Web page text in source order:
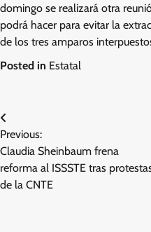
domingo se realizará otra
podrá hacer para evitar la
de los tres amparos
Posted in Estatal
Navegación
de
entradas
Previous:
Claudia Sheinbaum frena
reforma al ISSSTE tras
de la CNTE